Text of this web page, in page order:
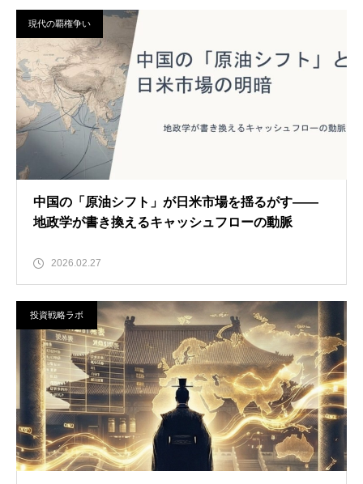
現代の覇権争い
中国の「原油シフト」が日米市場を揺るがす——
地政学が書き換えるキャッシュフローの動脈
2026.02.27
投資戦略ラボ